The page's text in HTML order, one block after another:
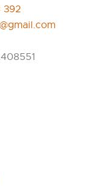
392